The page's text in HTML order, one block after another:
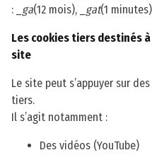
:
_ga(12 mois), _gat(1
Les cookies tiers destinés
site
Le site peut s’appuyer sur
tiers.
Il s’agit notamment :
Des vidéos (YouTube)